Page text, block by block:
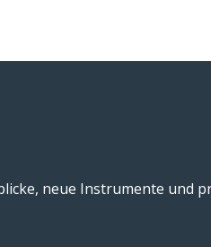
neue Instrumente und